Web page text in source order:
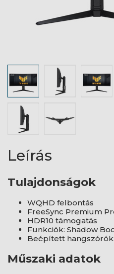
Leírás
Tulajdonságok
WQHD felbontás
FreeSync Premium
HDR10 támogatás
Funkciók: Shadow
Beépített
Műszaki adatok